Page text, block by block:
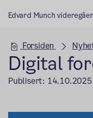
Edvard Munch
Forsiden
Digital
Publisert: 14.10.2025